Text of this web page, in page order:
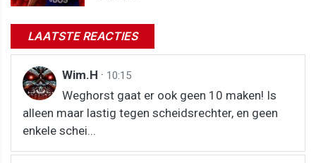
LAATSTE REACTIES
Wim.H · 10:15
Weghorst gaat er ook geen 10 maken! Is
alleen maar lastig tegen scheidsrechter, en geen
enkele schei...